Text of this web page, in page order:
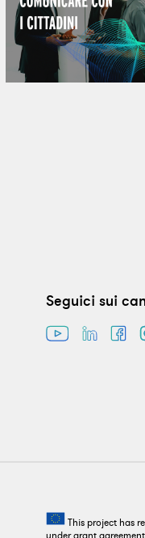
Seguici sui
This project has
under grant